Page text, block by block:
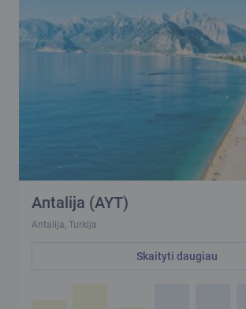
Antalija (AYT)
Antalija, Turkija
Skaityti daugiau